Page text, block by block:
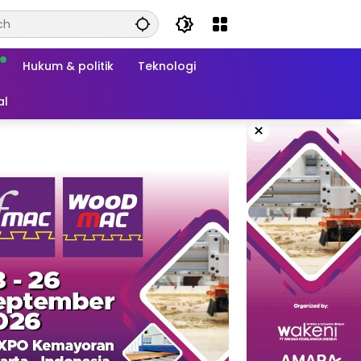
Hukum & politik Teknologi
×